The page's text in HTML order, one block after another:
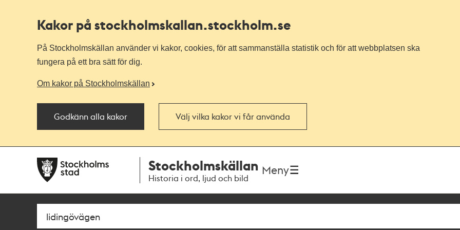
Kakor på stockholmskallan.stockholm.se
På Stockholmskällan använder vi kakor, cookies, för att sammanställa statistik och för att webbplatsen ska
fungera på ett bra sätt för dig.
Om kakor på Stockholmskällan
Godkänn alla kakor Välj vilka kakor vi får använda
navigationen
huvudinnehållet
Stockholmskällan
Historia i ord, ljud och bild
Meny
Sök